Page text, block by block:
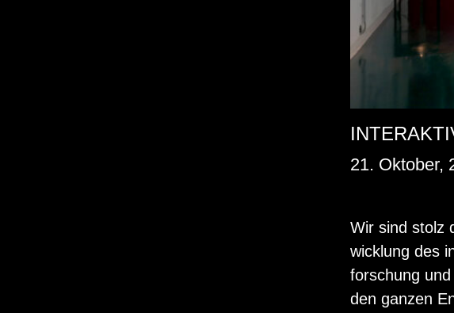
21. Oktober,
Wir sind stolz
wick­lung des
for­schung
den gan­zen